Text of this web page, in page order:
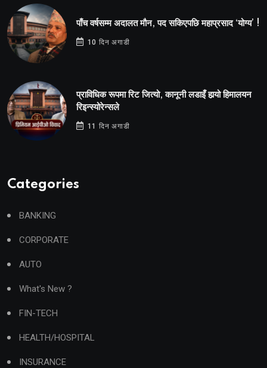
पाँच वर्षसम्म अदालत मौन, पद सकिएपछि महाप्रसाद ‘योग्य’ !
10 दिन अगाडी
प्राविधिक रूपमा रिट जित्यो, कानूनी लडाइँ हार्‍यो हिमालयन
रिइन्स्योरेन्सले
11 दिन अगाडी
Categories
BANKING
CORPORATE
AUTO
What's New ?
FIN-TECH
HEALTH/HOSPITAL
INSURANCE